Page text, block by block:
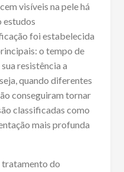
visíveis na pele há
estudos
foi estabelecida
o tempo de
resistência a
quando diferentes
conseguiram tornar
classificadas como
mais profunda
tratamento do